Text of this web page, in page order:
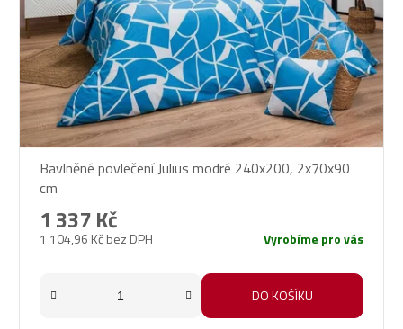
Bavlněné povlečení Julius modré 240x200, 2x70x90
cm
1 104,96 Kč bez DPH
1 337 Kč
Vyrobíme pro vás
DO KOŠÍKU